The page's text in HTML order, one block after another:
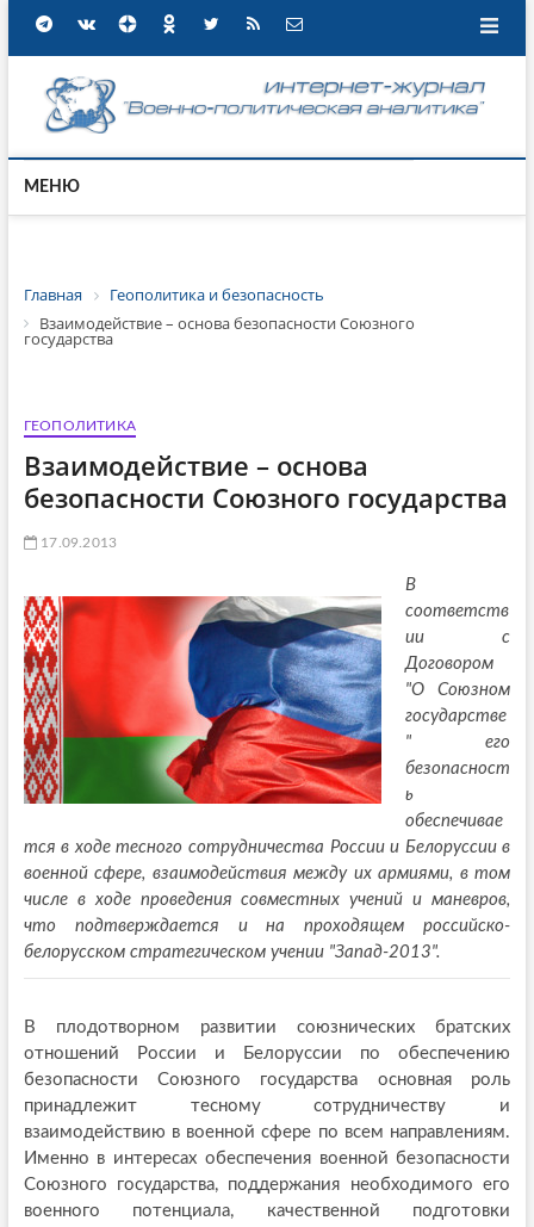
МЕНЮ
Главная
Геополитика и безопасность
Взаимодействие – основа безопасности Союзного
государства
ГЕОПОЛИТИКА
Взаимодействие – основа
безопасности Союзного государства
17.09.2013
В
соответств
ии с
Договором
"О Союзном
государстве
" его
безопасност
ь
обеспечивае
тся в ходе тесного сотрудничества России и Белоруссии в
военной сфере, взаимодействия между их армиями, в том
числе в ходе проведения совместных учений и маневров,
что подтверждается и на проходящем российско-
белорусском стратегическом учении "Запад-2013".
В плодотворном развитии союзнических братских
отношений России и Белоруссии по обеспечению
безопасности Союзного государства основная роль
принадлежит тесному сотрудничеству и
взаимодействию в военной сфере по всем направлениям.
Именно в интересах обеспечения военной безопасности
Союзного государства, поддержания необходимого его
военного потенциала, качественной подготовки